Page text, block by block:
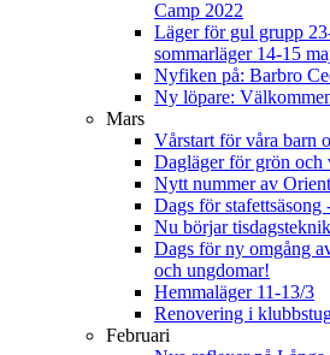
Camp 2022
Läger för gul grupp
sommarläger 14-15
Nyfiken på: Barbro
Ny löpare:
Mars
Vårstart för våra barn
Dagläger för grön och
Nytt nummer av
Dags för stafettsäsong
Nu börjar
Dags för ny omgång
och ungdomar!
Hemmaläger 11-13/3
Renovering i
Februari